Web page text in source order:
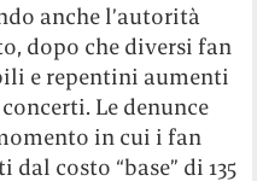
anche l’autorità
dopo che diversi fan
e repentini aumenti
Le denunce
in cui i fan
costo “base” di 135